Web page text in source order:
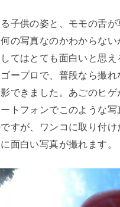
子供の姿と、モモの舌が
の写真なのかわからない
てはとても面白いと思え
ープロで、普段なら撮れ
できました。あごのヒゲ
トフォンでこのような写
すが、ワンコに取り付け
面白い写真が撮れます。